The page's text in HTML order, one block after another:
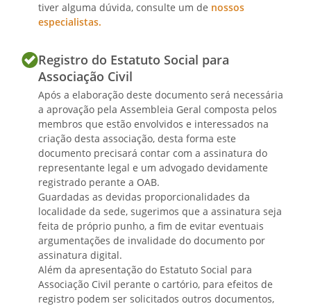
Parágrafo Único.
legalmente o Presidente em suas faltas e
impedimentos, assumindo o cargo em
caso de vacância.
Artigo 16º.
Para o(a) 1º(a)
Secretário(a), é destinada a função de
redigir e manter em dia a transcrição das
atas das Assembleias Gerais e das
reuniões da Diretoria Executiva; redigir a
correspondência da Associação; manter
e ter sob sua guarda o arquivo da
Associação.
tiver alguma dúvida, consulte um de nossos
especialistas.
Registro do Estatuto Social para
Associação Civil
Após a elaboração deste documento será necessária
a aprovação pela Assembleia Geral composta pelos
membros que estão envolvidos e interessados na
criação desta associação, desta forma este
documento precisará contar com a assinatura do
representante legal e um advogado devidamente
registrado perante a OAB.
Guardadas as devidas proporcionalidades da
localidade da sede, sugerimos que a assinatura seja
feita de próprio punho, a fim de evitar eventuais
argumentações de invalidade do documento por
assinatura digital.
Além da apresentação do Estatuto Social para
Associação Civil perante o cartório, para efeitos de
registro podem ser solicitados outros documentos,